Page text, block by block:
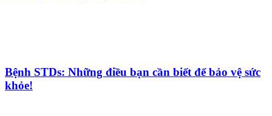
Bệnh STDs: Những điều bạn cần biết để bảo vệ sức
khỏe!